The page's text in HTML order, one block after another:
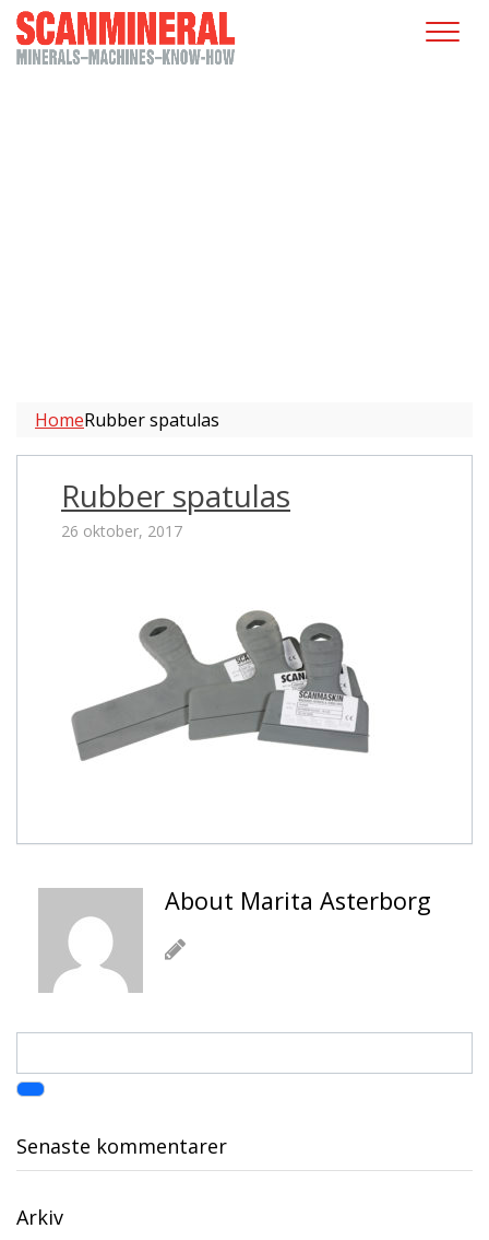
HomeRubber spatulas
Rubber spatulas
26 oktober, 2017
About Marita Asterborg
Senaste kommentarer
Arkiv